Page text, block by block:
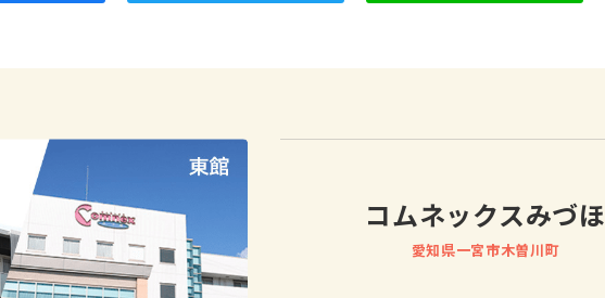
コムネックスみづほ
愛知県一宮市木曽川町